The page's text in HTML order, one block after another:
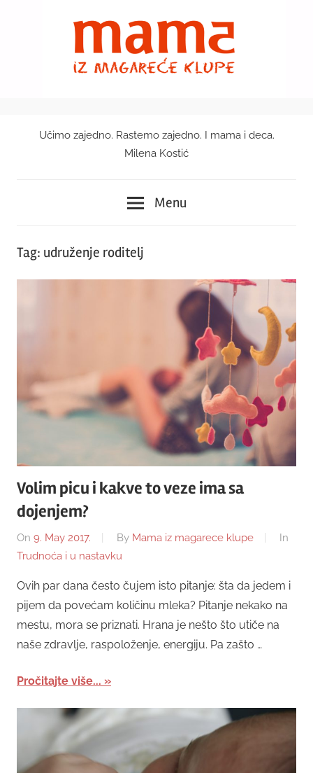
Mama
magareće
klupe
Učimo zajedno. Rastemo zajedno. I mama i deca.
Milena Kostić
Menu
Tag: udruženje roditelj
Volim picu i kakve to veze ima sa
dojenjem?
On 9. May 2017. By Mama iz magarece klupe
In
Trudnoća i u nastavku
Ovih par dana često čujem isto pitanje: šta da jedem i
pijem da povećam količinu mleka? Pitanje nekako na
mestu, mora se priznati. Hrana je nešto što utiče na
naše zdravlje, raspoloženje, energiju. Pa zašto …
Pročitajte više...